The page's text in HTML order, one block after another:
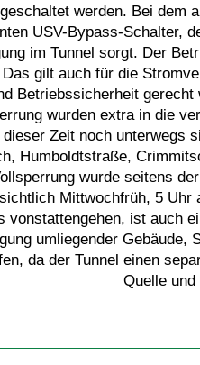
werden. Bei dem
USV-Bypass-Schalter,
im Tunnel sorgt. Der
gilt auch für die
Betriebssicherheit gerecht
wurden extra in die
Zeit noch unterwegs
Humboldtstraße,
wurde seitens
Mittwochfrüh, 5 Uhr
vonstattengehen, ist auch
umliegender Gebäude,
da der Tunnel einen
Quelle und